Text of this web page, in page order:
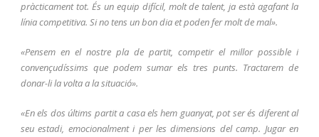
pràcticament tot. És un equip difícil, molt de talent, ja està agafant la
línia competitiva. Si no tens un bon dia et poden fer molt de mal».
«Pensem en el nostre pla de partit, competir el millor possible i
convençudíssims que podem sumar els tres punts. Tractarem de
donar-li la volta a la situació».
«En els dos últims partit a casa els hem guanyat, pot ser és diferent al
seu estadi, emocionalment i per les dimensions del camp. Jugar en